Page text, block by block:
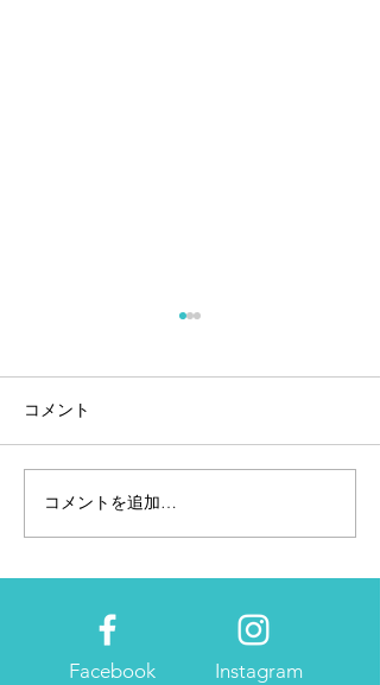
個人事業主・フリーラン
スには欠かせない確定申
コメント
コメントを追加…
Facebook Instagram